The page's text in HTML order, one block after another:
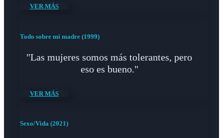
VER MÁS
Todo sobre mi madre (1999)
"Las mujeres somos más tolerantes, pero
eso es bueno."
VER MÁS
Sexo/Vida (2021)